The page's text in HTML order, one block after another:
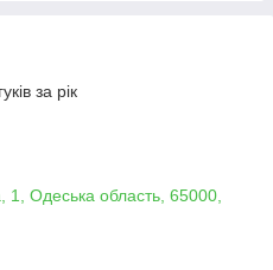
за рік
1, Одеська область, 65000,